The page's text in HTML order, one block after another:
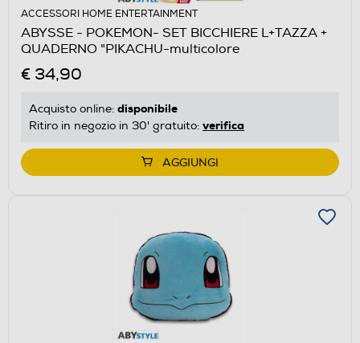
ACCESSORI HOME ENTERTAINMENT
ABYSSE - POKEMON- SET BICCHIERE L+TAZZA +
QUADERNO "PIKACHU-multicolore
€ 34,90
Acquisto online: disponibile
Ritiro in negozio in 30' gratuito: verifica
AGGIUNGI